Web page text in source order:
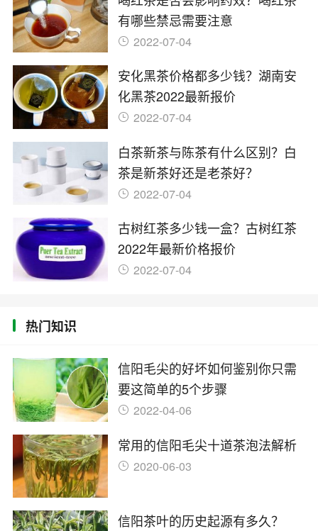
有哪些禁忌需要注意
2022-07-04
安化黑茶价格都多少钱？湖南安
化黑茶2022最新报价
2022-07-04
白茶新茶与陈茶有什么区别？白
茶是新茶好还是老茶好？
2022-07-04
古树红茶多少钱一盒？古树红茶
2022年最新价格报价
2022-07-04
热门知识
信阳毛尖的好坏如何鉴别你只需
要这简单的5个步骤
2022-04-06
常用的信阳毛尖十道茶泡法解析
2020-06-03
信阳茶叶的历史起源有多久？